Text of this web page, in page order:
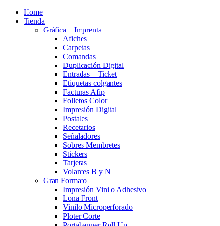
Home
Tienda
Gráfica – Imprenta
Afiches
Carpetas
Comandas
Duplicación Digital
Entradas – Ticket
Etiquetas colgantes
Facturas Afip
Folletos Color
Impresión Digital
Postales
Recetarios
Señaladores
Sobres Membretes
Stickers
Tarjetas
Volantes B y N
Gran Formato
Impresión Vinilo Adhesivo
Lona Front
Vinilo Microperforado
Ploter Corte